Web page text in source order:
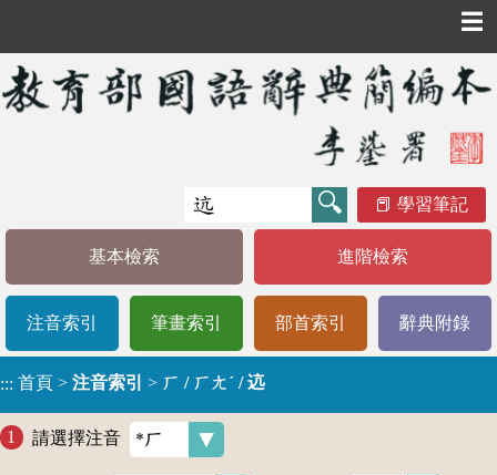
☰
學習筆記
基本檢索 進階檢索
注音索引 筆畫索引 部首索引 辭典附錄
::: 首頁 > 注音索引 > ㄏ / ㄏㄤˊ / 迒
請選擇注音